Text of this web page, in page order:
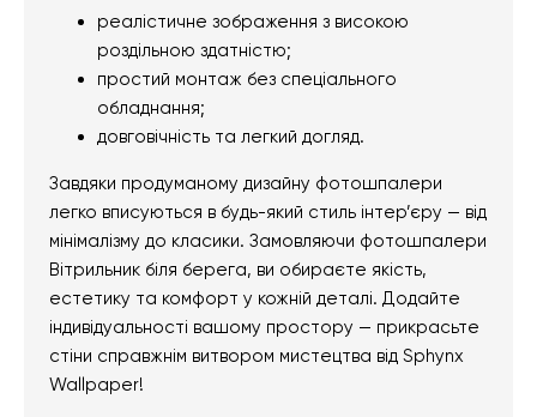
реалістичне зображення з високою
роздільною здатністю;
простий монтаж без спеціального
обладнання;
довговічність та легкий догляд.
Завдяки продуманому дизайну фотошпалери
легко вписуються в будь-який стиль інтер’єру — від
мінімалізму до класики. Замовляючи фотошпалери
Вітрильник біля берега, ви обираєте якість,
естетику та комфорт у кожній деталі. Додайте
індивідуальності вашому простору — прикрасьте
стіни справжнім витвором мистецтва від Sphynx
Wallpaper!